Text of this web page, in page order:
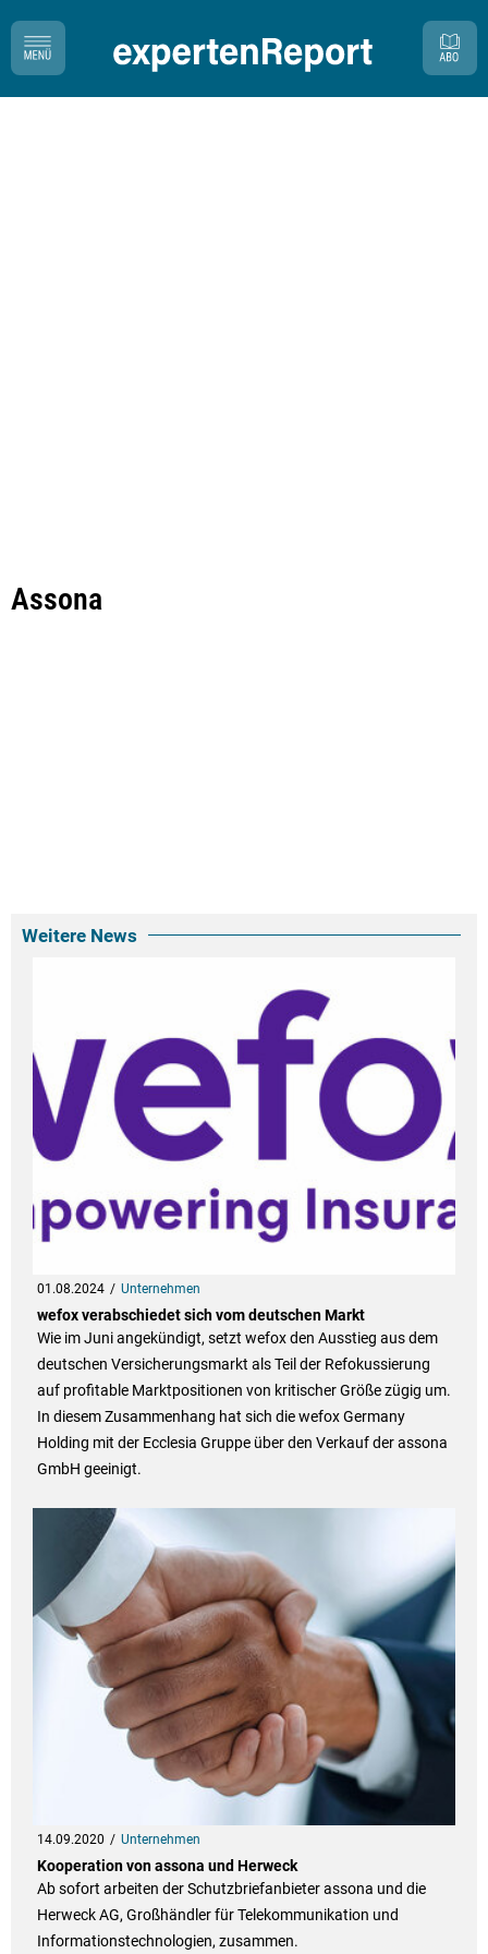
Assona
Weitere News
01.08.2024 Unternehmen
wefox verabschiedet sich vom deutschen Markt
Wie im Juni angekündigt, setzt wefox den Ausstieg aus dem
deutschen Versicherungsmarkt als Teil der Refokussierung
auf profitable Marktpositionen von kritischer Größe zügig um.
In diesem Zusammenhang hat sich die wefox Germany
Holding mit der Ecclesia Gruppe über den Verkauf der assona
GmbH geeinigt.
14.09.2020 Unternehmen
Kooperation von assona und Herweck
Ab sofort arbeiten der Schutzbriefanbieter assona und die
Herweck AG, Großhändler für Telekommunikation und
Informationstechnologien, zusammen.